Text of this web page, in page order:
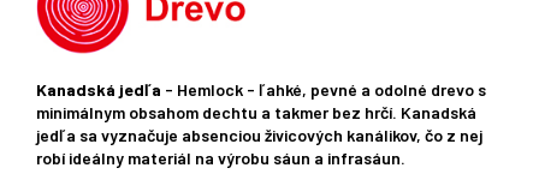
Kanadská jedľa - Hemlock - ľahké, pevné a odolné drevo s
minimálnym obsahom dechtu a takmer bez hrčí. Kanadská
jedľa sa vyznačuje absenciou živicových kanálikov, čo z nej
robí ideálny materiál na výrobu sáun a infrasáun.